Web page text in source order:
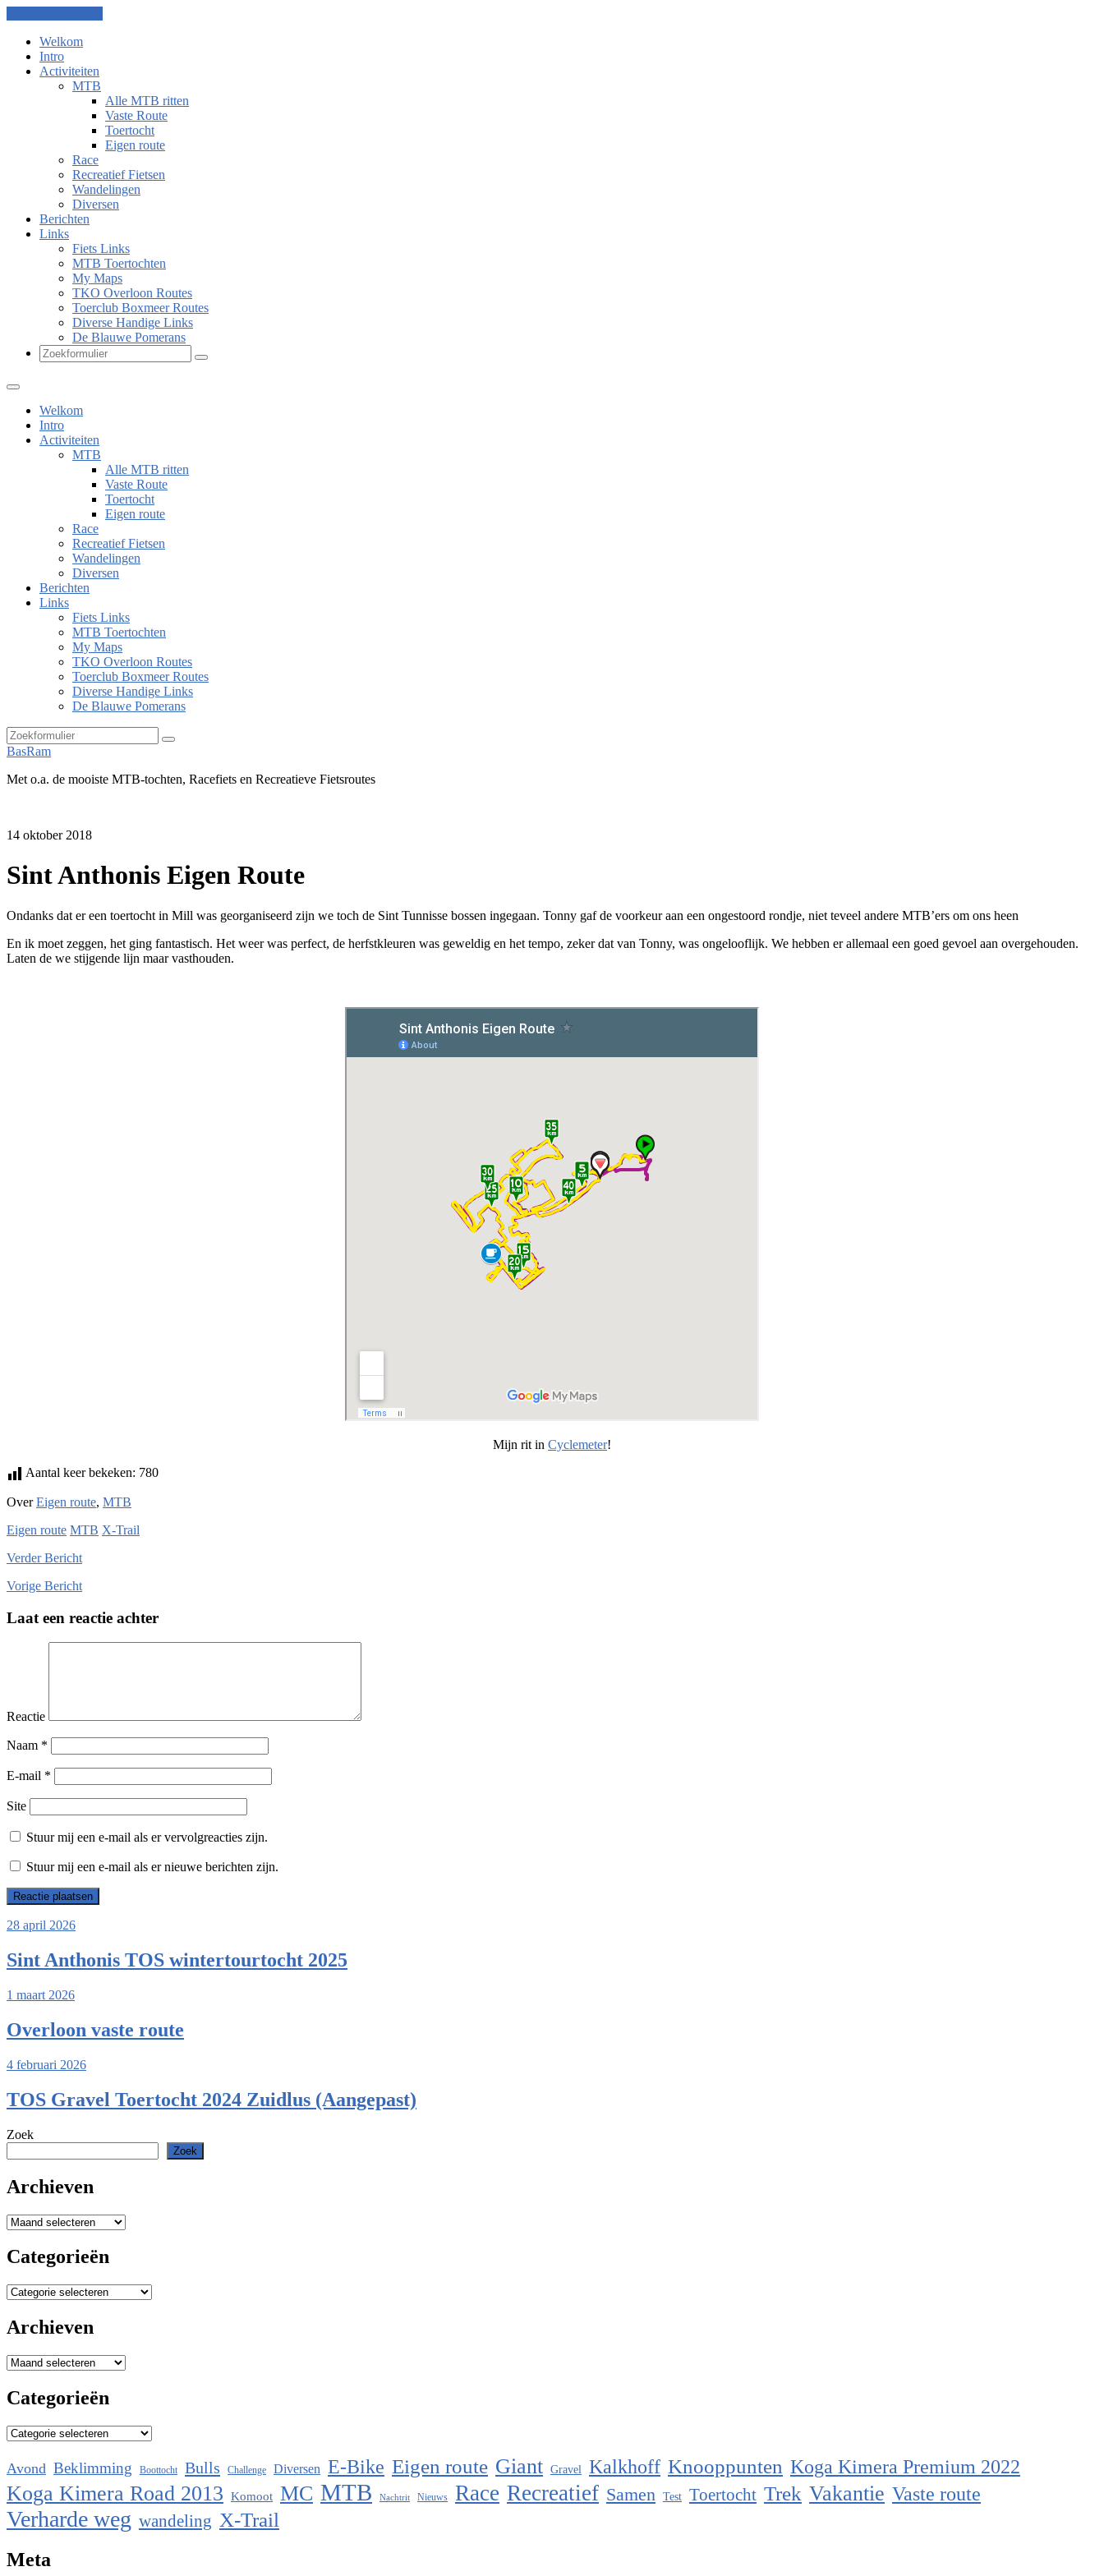
Welkom
Intro
Activiteiten
MTB
Alle MTB ritten
Vaste Route
Toertocht
Eigen route
Race
Recreatief Fietsen
Wandelingen
Diversen
Berichten
Links
Fiets Links
MTB Toertochten
My Maps
TKO Overloon Routes
Toerclub Boxmeer Routes
Diverse Handige Links
De Blauwe Pomerans
Zoeken
Welkom
Intro
Activiteiten
MTB
Alle MTB ritten
Vaste Route
Toertocht
Eigen route
Race
Recreatief Fietsen
Wandelingen
Diversen
Berichten
Links
Fiets Links
MTB Toertochten
My Maps
TKO Overloon Routes
Toerclub Boxmeer Routes
Diverse Handige Links
De Blauwe Pomerans
Zoeken
BasRam
Met o.a. de mooiste MTB-tochten, Racefiets en Recreatieve Fietsroutes
14 oktober 2018
Sint Anthonis Eigen Route
Ondanks dat er een toertocht in Mill was georganiseerd zijn we toch de Sint Tunnisse bossen ingegaan. Tonny gaf de voorkeur aan een ongestoord rondje, niet teveel andere MTB’ers om ons heen
En ik moet zeggen, het ging fantastisch. Het weer was perfect, de herfstkleuren was geweldig en het tempo, zeker dat van Tonny, was ongelooflijk. We hebben er allemaal een goed gevoel aan overgehouden.
Laten de we stijgende lijn maar vasthouden.
Mijn rit in Cyclemeter!
Aantal keer bekeken: 780
OverEigen route, MTB
Eigen route MTB X-Trail
VerderBericht
Vorige Bericht
Laat een reactie achter
Reactie
Naam *
E-mail *
Site
Stuur mij een e-mail als er vervolgreacties zijn.
Stuur mij een e-mail als er nieuwe berichten zijn.
28 april 2026
Sint Anthonis TOS wintertourtocht 2025
1 maart 2026
Overloon vaste route
4 februari 2026
TOS Gravel Toertocht 2024 Zuidlus (Aangepast)
Zoek
Zoek
Archieven
Archieven
Categorieën
Categorieën
Archieven
Archieven
Categorieën
Categorieën
Avond Beklimming Boottocht Bulls Challenge Diversen E-Bike Eigen route Giant Gravel Kalkhoff Knooppunten Koga Kimera Premium 2022
Koga Kimera Road 2013 Komoot MC MTB Nachtrit Nieuws Race Recreatief Samen Test Toertocht Trek Vakantie Vaste route
Verharde weg wandeling X-Trail
Meta